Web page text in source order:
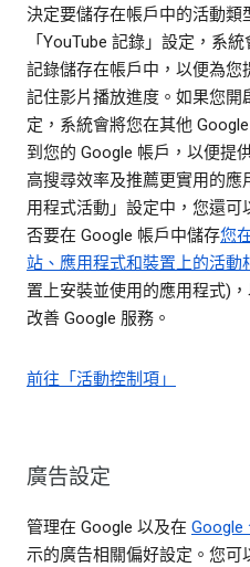
決定要儲存在帳戶中的活動
「YouTube 記錄」設定，系
記錄儲存在帳戶中，以便為您
記住影片播放進度。如果您
定，系統會將您在其他
到您的 Google 帳戶，以便提
高搜尋效率及推薦更實用的應
用程式活動」設定中，您還
否要在 Google 帳戶中儲存您
站、應用程式和裝置上的活動
置上安裝並使用的應用程式)
改善 Google 服務。
前往「活動控制項」
廣告設定
管理在 Google 以及在 Google
示的廣告相關偏好設定。您